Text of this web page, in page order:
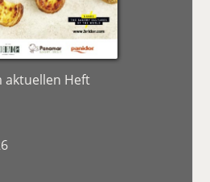
aktuellen Heft